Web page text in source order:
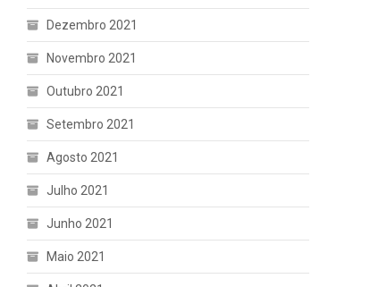
Dezembro 2021
Novembro 2021
Outubro 2021
Setembro 2021
Agosto 2021
Julho 2021
Junho 2021
Maio 2021